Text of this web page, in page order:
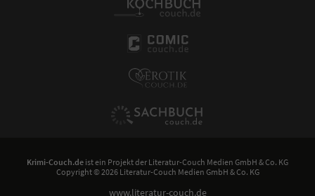
Krimi-Couch.de ist ein Projekt der Literatur-Couch Medien GmbH & Co. KG
Copyright © 2026 Literatur-Couch Medien GmbH & Co. KG
www.literatur-couch.de